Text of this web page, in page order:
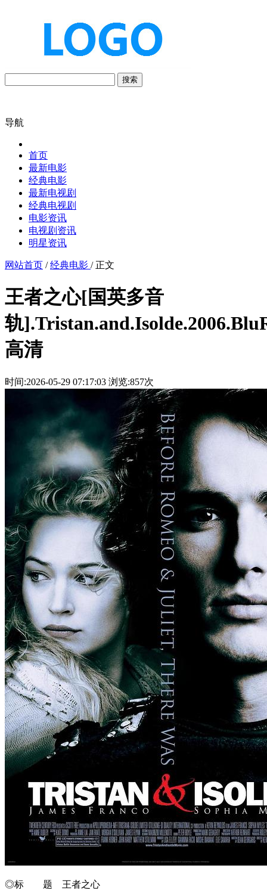
搜索
导航
首页
最新电影
经典电影
最新电视剧
经典电视剧
电影资讯
电视剧资讯
明星资讯
网站首页 /经典电影 / 正文
王者之心[国英多音
轨
高清
时间:2026-05-29 07:17:03 浏览:857次
◎标 题 王者之心